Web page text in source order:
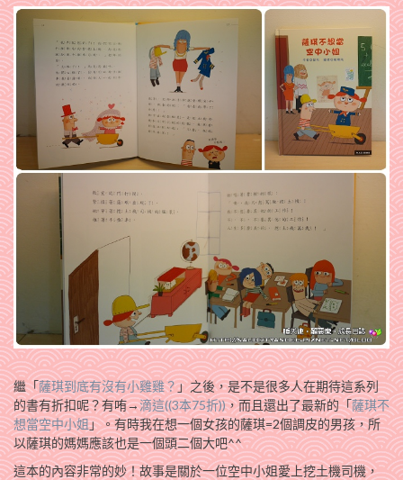
繼「薩琪到底有沒有小雞雞？」之後，是不是很多人在期待這系列
的書有折扣呢？有哊→滴這((3本75折))，而且還出了最新的「薩琪不
想當空中小姐」。有時我在想一個女孩的薩琪=2個調皮的男孩，所
以薩琪的媽媽應該也是一個頭二個大吧^^
這本的內容非常的妙！故事是關於一位空中小姐愛上挖土機司機，